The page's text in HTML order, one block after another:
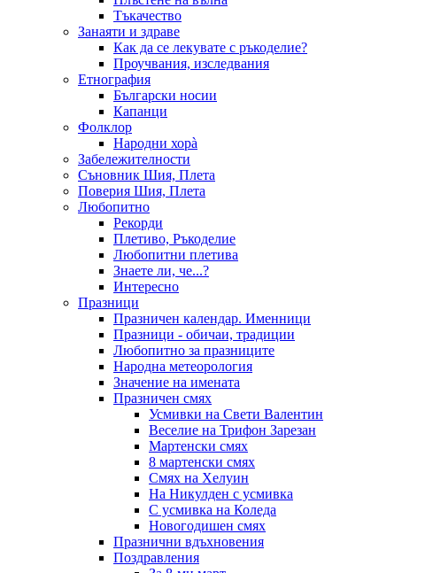
Тъкачество
Занаяти и здраве
Как да се лекувате с ръкоделие?
Проучвания, изследвания
Етнография
Български носии
Капанци
Фолклор
Народни хорà
Забележителности
Съновник Шия, Плета
Поверия Шия, Плета
Любопитно
Рекорди
Плетиво, Ръкоделие
Любопитни плетива
Знаете ли, че...?
Интересно
Празници
Празничен календар. Именници
Празници - обичаи, традиции
Любопитно за празниците
Народна метеорология
Значение на имената
Празничен смях
Усмивки на Свети Валентин
Веселие на Трифон Зарезан
Мартенски смях
8 мартенски смях
Смях на Хелуин
На Никулден с усмивка
С усмивка на Коледа
Новогодишен смях
Празнични вдъхновения
Поздравления